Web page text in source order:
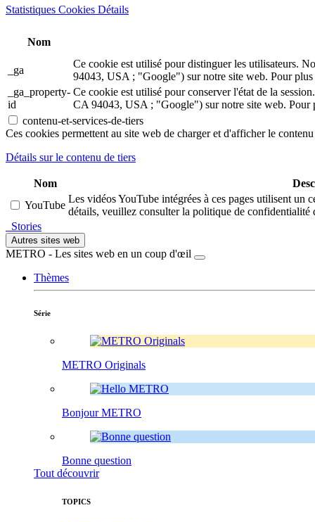
Statistiques Cookies Détails
Nom
_ga
Ce cookie est utilisé pour distinguer les utilisateurs.
94043, USA ; "Google") sur notre site web. Pour
_ga_property-
id
Ce cookie est utilisé pour conserver l'état de la
CA 94043, USA ; "Google") sur notre site web. Pour
contenu-et-services-de-tiers
Ces cookies permettent au site web de charger et d'afficher le
Détails sur le contenu de tiers
Nom
YouTube
Les vidéos YouTube intégrées à ces pages utilisent
détails, veuillez consulter la politique de confidentialité
Stories
Autres sites web
METRO - Les sites web en un coup d'œil
Thèmes
Série
METRO Originals
Bonjour METRO
Bonne question
Tout découvrir
TOPICS